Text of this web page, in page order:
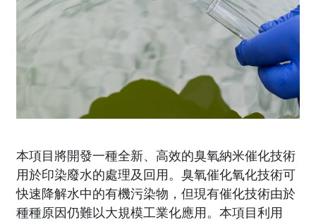
本項目將開發一種全新、高效的臭氧納米催化技術
用於印染廢水的處理及回用。臭氧催化氧化技術可
快速降解水中的有機污染物，但現有催化技術由於
種種原因仍難以大規模工業化應用。本項目利用